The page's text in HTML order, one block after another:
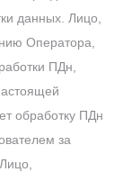
данных. Лицо,
Оператора,
ПДн,
обработку ПДн
за